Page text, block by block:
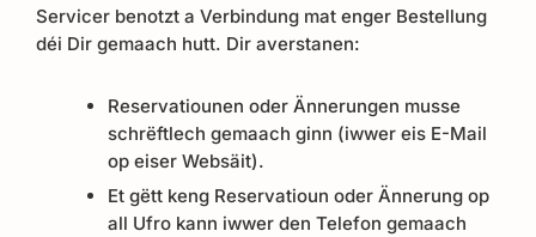
Servicer benotzt a Verbindung mat enger Bestellung
déi Dir gemaach hutt. Dir averstanen:
Reservatiounen oder Ännerungen musse
schrëftlech gemaach ginn (iwwer eis E-Mail
op eiser Websäit).
Et gëtt keng Reservatioun oder Ännerung op
all Ufro kann iwwer den Telefon gemaach